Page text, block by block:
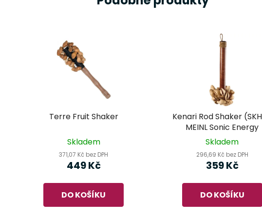
Terre Fruit Shaker
Skladem
371,07 Kč bez DPH
449 Kč
DO KOŠÍKU
Kenari Rod Shaker
MEINL Sonic Energy
Skladem
296,69 Kč bez DPH
359 Kč
DO KOŠÍKU